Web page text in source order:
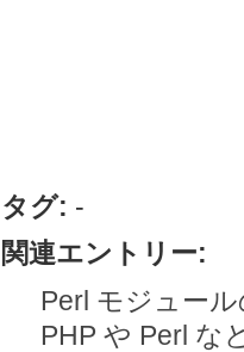
タグ: -
関連エントリー:
Perl モジュー
PHP や Perl な